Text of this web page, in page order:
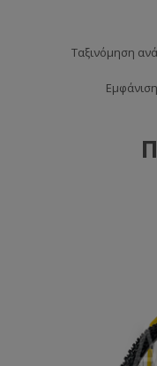
Ταξινόμηση ανά
Εμφάνιση